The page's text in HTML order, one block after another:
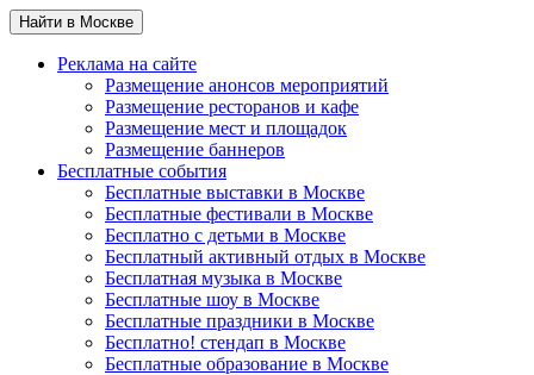
Найти в Москве
Реклама на сайте
Размещение анонсов мероприятий
Размещение ресторанов и кафе
Размещение мест и площадок
Размещение баннеров
Бесплатные события
Бесплатные выставки в Москве
Бесплатные фестивали в Москве
Бесплатно с детьми в Москве
Бесплатный активный отдых в Москве
Бесплатная музыка в Москве
Бесплатные шоу в Москве
Бесплатные праздники в Москве
Бесплатно! стендап в Москве
Бесплатные образование в Москве